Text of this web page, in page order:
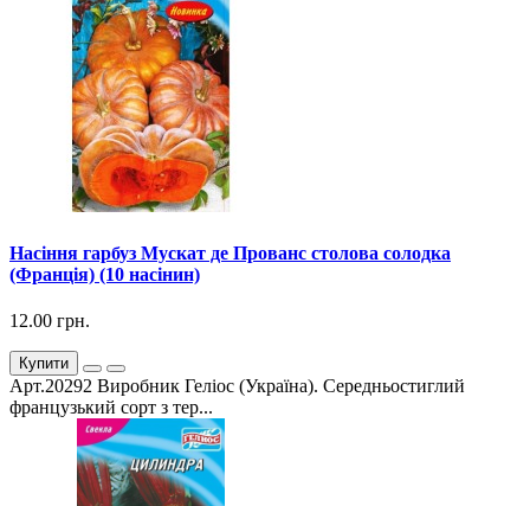
Насіння гарбуз Мускат де Прованс столова солодка
(Франція) (10 насінин)
12.00 грн.
Купити
Арт.20292 Виробник Геліос (Україна). Середньостиглий
французький сорт з тер...